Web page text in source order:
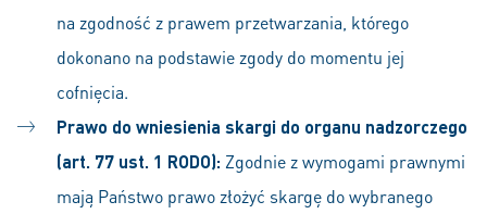
na zgodność z prawem przetwarzania, którego
dokonano na podstawie zgody do momentu jej
cofnięcia.
Prawo do wniesienia skargi do organu nadzorczego
(art. 77 ust. 1 RODO): Zgodnie z wymogami prawnymi
mają Państwo prawo złożyć skargę do wybranego